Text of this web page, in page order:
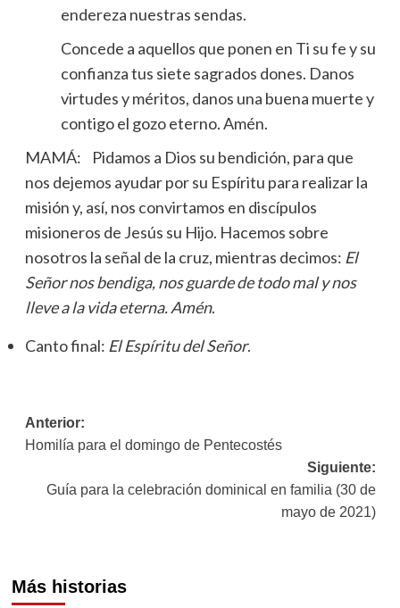
endereza nuestras sendas.
Concede a aquellos que ponen en Ti su fe y su
confianza tus siete sagrados dones. Danos
virtudes y méritos, danos una buena muerte y
contigo el gozo eterno. Amén.
MAMÁ: Pidamos a Dios su bendición, para que
nos dejemos ayudar por su Espíritu para realizar la
misión y, así, nos convirtamos en discípulos
misioneros de Jesús su Hijo. Hacemos sobre
nosotros la señal de la cruz, mientras decimos: El
Señor nos bendiga, nos guarde de todo mal y nos
lleve a la vida eterna. Amén.
Canto final: El Espíritu del Señor.
Navegación
de
entradas
Anterior:
Homilía para el domingo de Pentecostés
Siguiente:
Guía para la celebración dominical en familia (30 de
mayo de 2021)
Más historias